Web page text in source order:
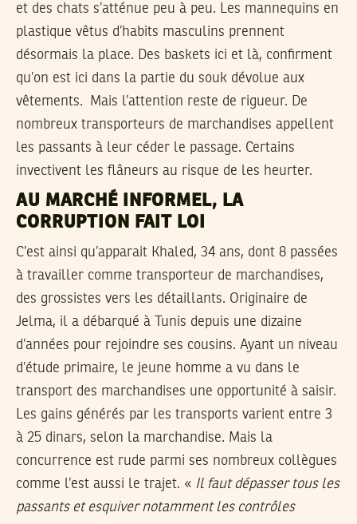
et des chats s’atténue peu à peu. Les mannequins en
plastique vêtus d’habits masculins prennent
désormais la place. Des baskets ici et là, confirment
qu’on est ici dans la partie du souk dévolue aux
vêtements. Mais l’attention reste de rigueur. De
nombreux transporteurs de marchandises appellent
les passants à leur céder le passage. Certains
invectivent les flâneurs au risque de les heurter.
AU MARCHÉ INFORMEL, LA
CORRUPTION FAIT LOI
C’est ainsi qu’apparait Khaled, 34 ans, dont 8 passées
à travailler comme transporteur de marchandises,
des grossistes vers les détaillants. Originaire de
Jelma, il a débarqué à Tunis depuis une dizaine
d’années pour rejoindre ses cousins. Ayant un niveau
d’étude primaire, le jeune homme a vu dans le
transport des marchandises une opportunité à saisir.
Les gains générés par les transports varient entre 3
à 25 dinars, selon la marchandise. Mais la
concurrence est rude parmi ses nombreux collègues
comme l’est aussi le trajet. « Il faut dépasser tous les
passants et esquiver notamment les contrôles